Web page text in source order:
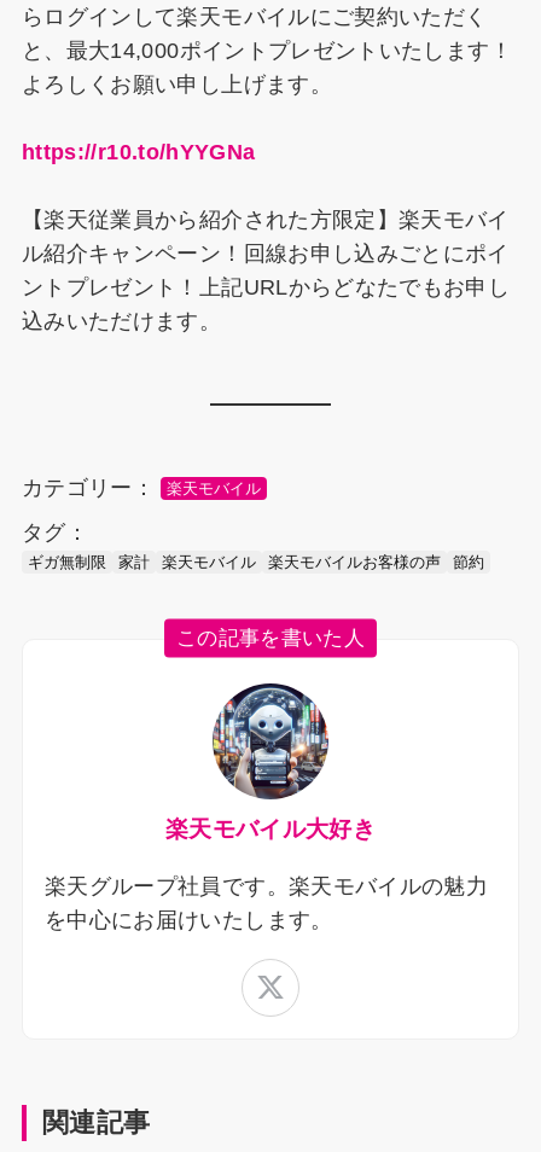
らログインして楽天モバイルにご契約いただく
と、最大14,000ポイントプレゼントいたします！
よろしくお願い申し上げます。
https://r10.to/hYYGNa
【楽天従業員から紹介された方限定】楽天モバイ
ル紹介キャンペーン！回線お申し込みごとにポイ
ントプレゼント！上記URLからどなたでもお申し
込みいただけます。
カテゴリー： 楽天モバイル
タグ：
ギガ無制限 家計 楽天モバイル 楽天モバイルお客様の声 節約
この記事を書いた人
楽天モバイル大好き
楽天グループ社員です。楽天モバイルの魅力
を中心にお届けいたします。
関連記事